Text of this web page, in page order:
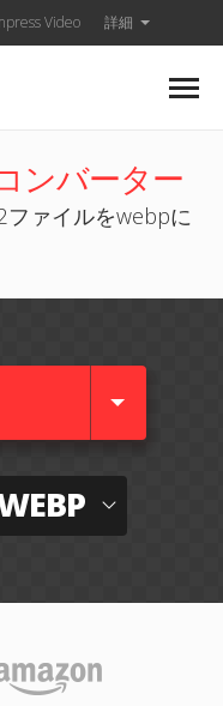
Video 詳細
ンバーター
ファイルをwebpに